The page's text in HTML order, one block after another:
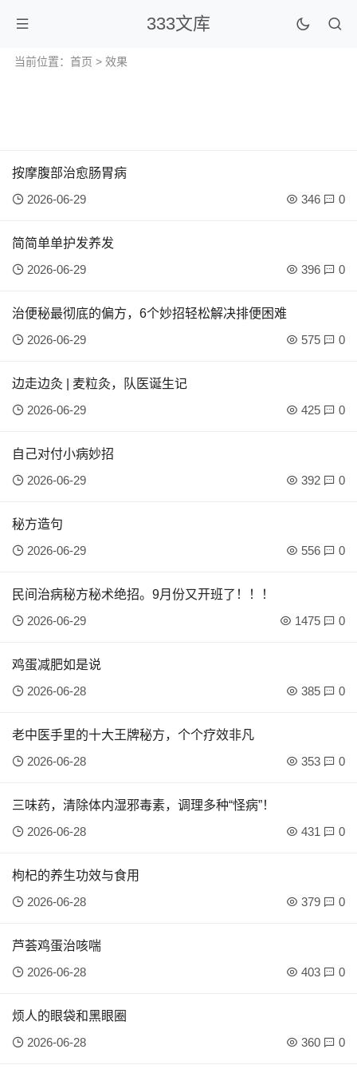
333文库
当前位置： 首页 > 效果
按摩腹部治愈肠胃病
2026-06-29
346 0
简简单单护发养发
2026-06-29
396 0
治便秘最彻底的偏方，6个妙招轻松解决排便困难
2026-06-29
575 0
边走边灸 | 麦粒灸，队医诞生记
2026-06-29
425 0
自己对付小病妙招
2026-06-29
392 0
秘方造句
2026-06-29
556 0
民间治病秘方秘术绝招。9月份又开班了！！！
2026-06-29
1475 0
鸡蛋减肥如是说
2026-06-28
385 0
老中医手里的十大王牌秘方，个个疗效非凡
2026-06-28
353 0
三味药，清除体内湿邪毒素，调理多种“怪病”！
2026-06-28
431 0
枸杞的养生功效与食用
2026-06-28
379 0
芦荟鸡蛋治咳喘
2026-06-28
403 0
烦人的眼袋和黑眼圈
2026-06-28
360 0